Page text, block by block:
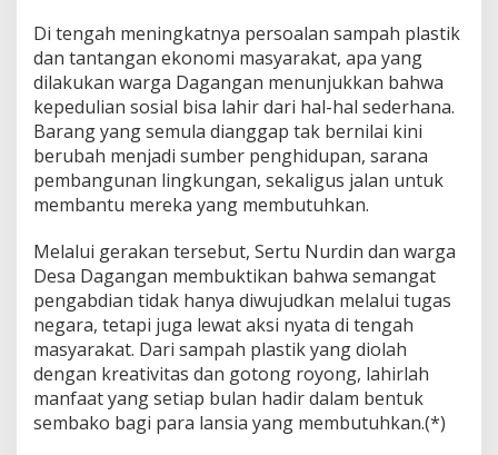
Di tengah meningkatnya persoalan sampah plastik
dan tantangan ekonomi masyarakat, apa yang
dilakukan warga Dagangan menunjukkan bahwa
kepedulian sosial bisa lahir dari hal-hal sederhana.
Barang yang semula dianggap tak bernilai kini
berubah menjadi sumber penghidupan, sarana
pembangunan lingkungan, sekaligus jalan untuk
membantu mereka yang membutuhkan.
Melalui gerakan tersebut, Sertu Nurdin dan warga
Desa Dagangan membuktikan bahwa semangat
pengabdian tidak hanya diwujudkan melalui tugas
negara, tetapi juga lewat aksi nyata di tengah
masyarakat. Dari sampah plastik yang diolah
dengan kreativitas dan gotong royong, lahirlah
manfaat yang setiap bulan hadir dalam bentuk
sembako bagi para lansia yang membutuhkan.(*)